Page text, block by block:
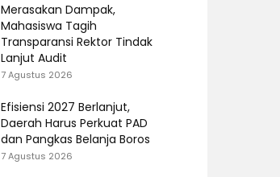
Merasakan Dampak,
Mahasiswa Tagih
Transparansi Rektor Tindak
Lanjut Audit
7 Agustus 2026
Efisiensi 2027 Berlanjut,
Daerah Harus Perkuat PAD
dan Pangkas Belanja Boros
7 Agustus 2026